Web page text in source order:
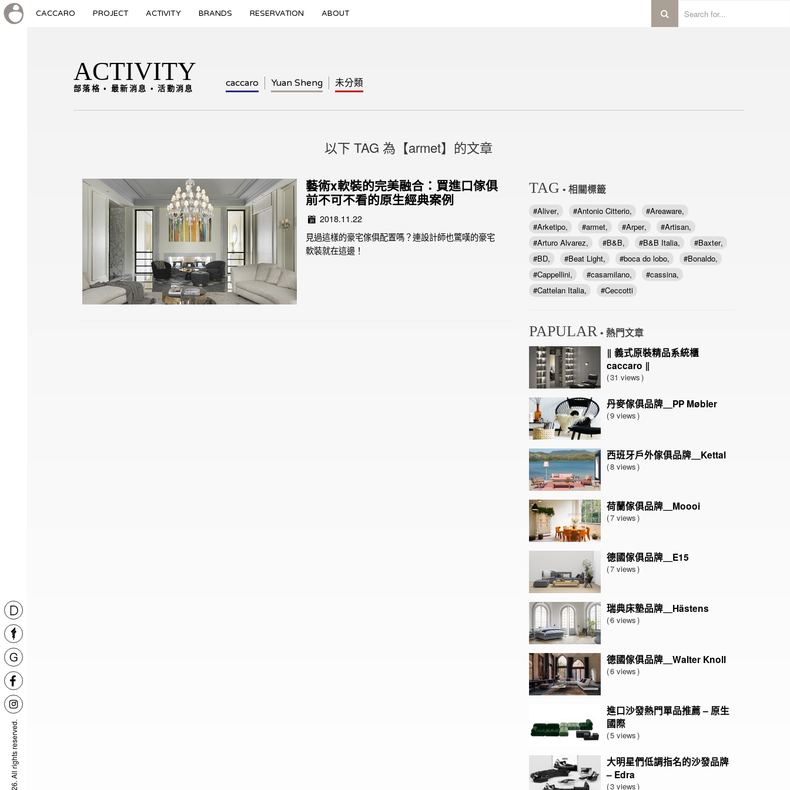
CACCARO PROJECT ACTIVITY BRANDS RESERVATION ABOUT
ACTIVITY
部落格 • 最新消息 • 活動消息
caccaro Yuan Sheng 未分類
以下 TAG 為【armet】的文章
藝術x軟裝的完美融合：買進口傢俱
前不可不看的原生經典案例
2018.11.22
見過這樣的豪宅傢俱配置嗎？連設計師也驚嘆的豪宅
軟裝就在這邊！
TAG • 相關標籤
Aliver Antonio Citterio
Areaware
Arketipo
armet Arper
Artisan
Arturo Alvarez
B&B B&B Italia
Baxter
BD
Beat Light boca do lobo
Bonaldo
Cappellini
casamilano
cassina
Cattelan Italia
Ceccotti
PAPULAR • 熱門文章
‖ 義式原裝精品系統櫃
caccaro ‖
31 views
丹麥傢俱品牌＿PP Møbler
9 views
西班牙戶外傢俱品牌＿Kettal
8 views
荷蘭傢俱品牌＿Moooi
7 views
德國傢俱品牌＿E15
7 views
瑞典床墊品牌＿Hästens
6 views
德國傢俱品牌＿Walter Knoll
6 views
進口沙發熱門單品推薦 – 原生
國際
5 views
大明星們低調指名的沙發品牌
– Edra
3 views